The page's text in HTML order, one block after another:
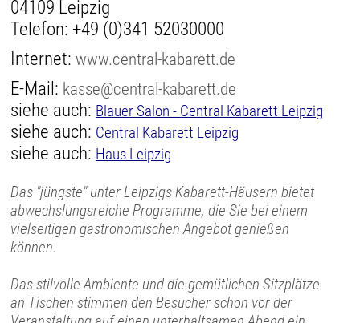
04109 Leipzig
Telefon: +49 (0)341 52030000
Internet:www.central-kabarett.de
E-Mail: kasse@central-kabarett.de
siehe auch: Blauer Salon - Central Kabarett Leipzig
siehe auch: Central Kabarett Leipzig
siehe auch: Haus Leipzig
Das "jüngste" unter Leipzigs Kabarett-Häusern bietet
abwechslungsreiche Programme, die Sie bei einem
vielseitigen gastronomischen Angebot genießen
können.
Das stilvolle Ambiente und die gemütlichen Sitzplätze
an Tischen stimmen den Besucher schon vor der